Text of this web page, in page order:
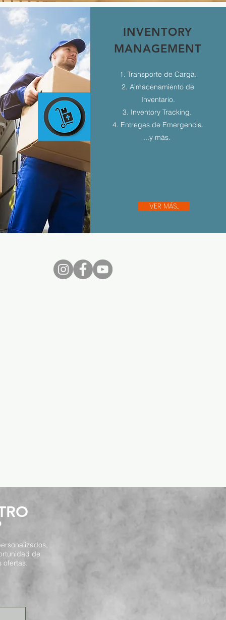
INVENTORY
MANAGEMENT
1. Transporte de Carga.
2. Almacenamiento de
Inventario.
3. Inventory Tracking.
4. Entregas de Emergencia.
...y más.
VER MÁS...
de
ofertas.